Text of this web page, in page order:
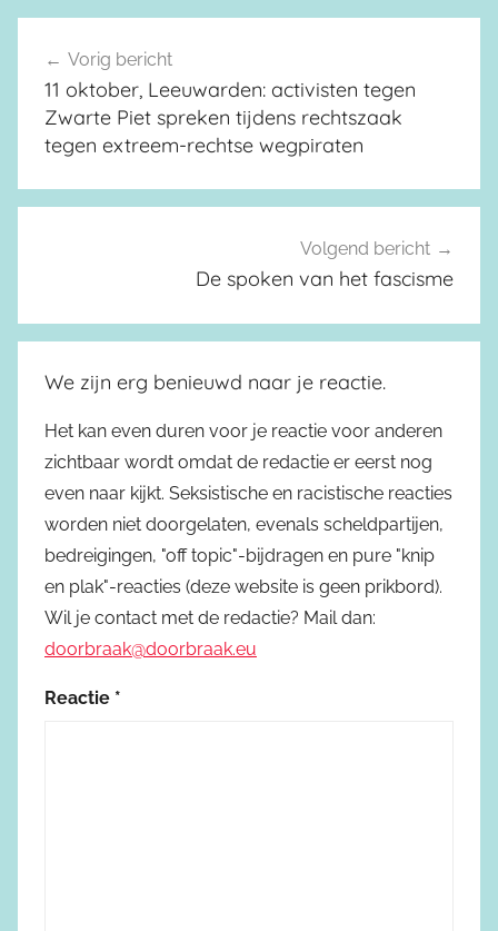
Berichtnavigatie
Vorig bericht
11 oktober, Leeuwarden: activisten tegen
Zwarte Piet spreken tijdens rechtszaak
tegen extreem-rechtse wegpiraten
Volgend bericht
De spoken van het fascisme
We zijn erg benieuwd naar je reactie.
Het kan even duren voor je reactie voor anderen
zichtbaar wordt omdat de redactie er eerst nog
even naar kijkt. Seksistische en racistische reacties
worden niet doorgelaten, evenals scheldpartijen,
bedreigingen, "off topic"-bijdragen en pure "knip
en plak"-reacties (deze website is geen prikbord).
Wil je contact met de redactie? Mail dan:
doorbraak@doorbraak.eu
Reactie *